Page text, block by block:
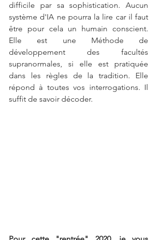
difficile par sa sophistication. Aucun
système d'IA ne pourra la lire car il faut
être pour cela un humain conscient.
Elle est une Méthode de
développement des facultés
supranormales, si elle est pratiquée
dans les règles de la tradition. Elle
répond à toutes vos interrogations. Il
suffit de savoir décoder.